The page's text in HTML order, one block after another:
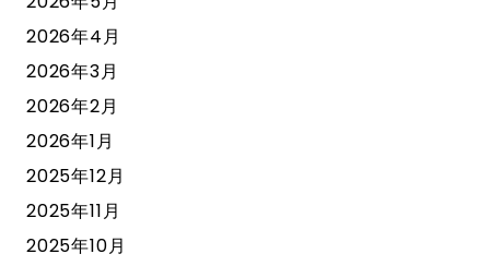
2026年4月
2026年3月
2026年2月
2026年1月
2025年12月
2025年11月
2025年10月